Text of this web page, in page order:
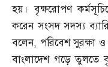
হয়। বৃক্ষরোপণ
করেন সংসদ সদস্য
বলেন, পরিবেশ সুরক্ষা
বাংলাদেশ গড়ে তুলতে